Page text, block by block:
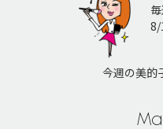
8/
今週の美的